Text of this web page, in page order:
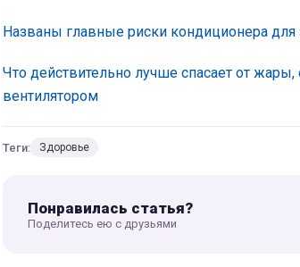
Названы главные риски кондиционера для
Что действительно лучше спасает от
вентилятором
Теги: Здоровье
Понравилась статья?
Поделитесь ею с друзьями